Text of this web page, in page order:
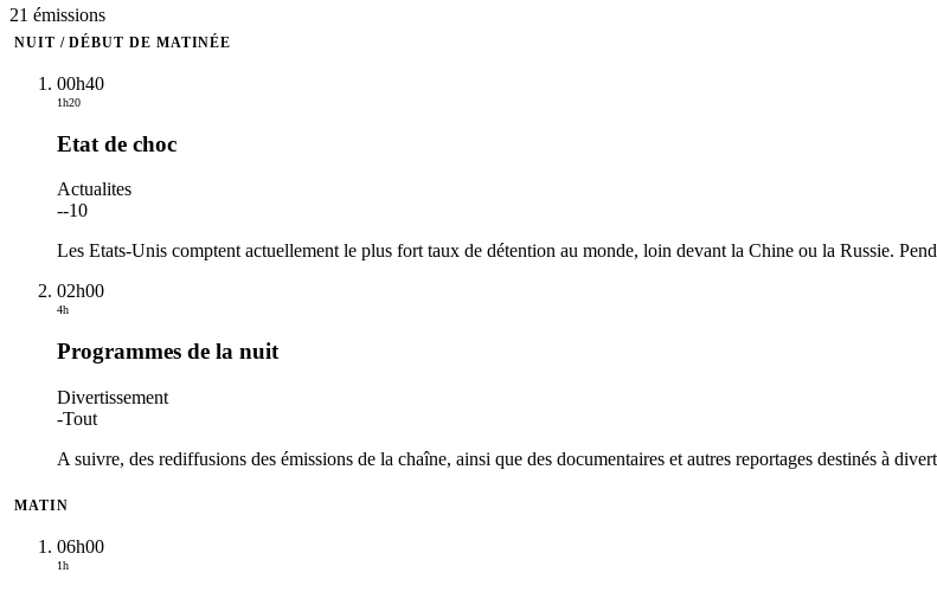
21 émissions
NUIT / DÉBUT DE MATINÉE
00h40
1h20
Etat de choc
Actualites
--10
Les Etats-Unis comptent actuellement le plus fort taux de détention au monde, loin devant la Chine ou la Russie.
02h00
4h
Programmes de la nuit
Divertissement
-Tout
A suivre, des rediffusions des émissions de la chaîne, ainsi que des documentaires et autres reportages destinés à
MATIN
06h00
1h